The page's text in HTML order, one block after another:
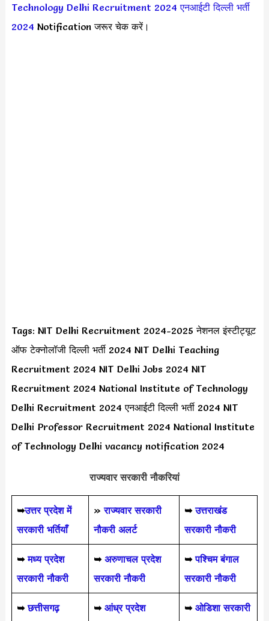
Technology Delhi Recruitment 2024 एनआईटी दिल्ली भर्ती
2024 Notification जरूर चेक करें।
Tags: NIT Delhi Recruitment 2024-2025 नेशनल इंस्टीट्यूट
ऑफ टेक्नोलॉजी दिल्ली भर्ती 2024 NIT Delhi Teaching
Recruitment 2024 NIT Delhi Jobs 2024 NIT
Recruitment 2024 National Institute of Technology
Delhi Recruitment 2024 एनआईटी दिल्ली भर्ती 2024 NIT
Delhi Professor Recruitment 2024 National Institute
of Technology Delhi vacancy notification 2024
राज्यवार सरकारी नौकरियां
➥उत्तर प्रदेश में
सरकारी भर्तियाँ
»राज्यवार सरकारी
नौकरी अलर्ट
➥ उत्तराखंड
सरकारी नौकरी
➥ मध्य प्रदेश
सरकारी नौकरी
➥ अरुणाचल प्रदेश
सरकारी नौकरी
➥ पश्चिम बंगाल
सरकारी नौकरी
➥ छत्तीसगढ़
➥ आंध्र प्रदेश
➥ ओडिशा सरकारी